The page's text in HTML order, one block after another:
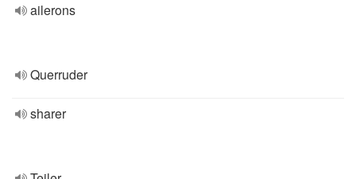
ailerons
Querruder
sharer